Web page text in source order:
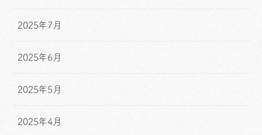
2025年7月
2025年6月
2025年5月
2025年4月